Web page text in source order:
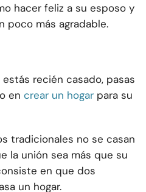
hacer feliz a su esposo y
poco más agradable.
recién casado, pasas
en crear un hogar para su
tradicionales no se casan
la unión sea más que su
en que dos
un hogar.